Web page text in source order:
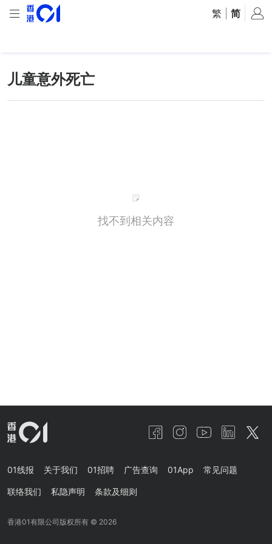
繁 简
儿童意外死亡
找不到相关内容
01线报 关于我们 01招聘 广告查询 01App 常见问题
联络我们 私隐声明 条款及细则
香港01有限公司版权所有 © 2026